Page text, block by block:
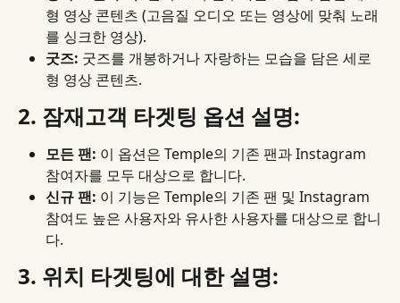
형 영상 콘텐츠 (고음질 오디오 또는 영상에 맞춰 노래
를 싱크한 영상).
굿즈: 굿즈를 개봉하거나 자랑하는 모습을 담은 세로
형 영상 콘텐츠.
2. 잠재고객 타겟팅 옵션 설명:
모든 팬: 이 옵션은 Temple의 기존 팬과 Instagram
참여자를 모두 대상으로 합니다.
신규 팬: 이 기능은 Temple의 기존 팬 및 Instagram
참여도 높은 사용자와 유사한 사용자를 대상으로 합니
다.
3. 위치 타겟팅에 대한 설명: